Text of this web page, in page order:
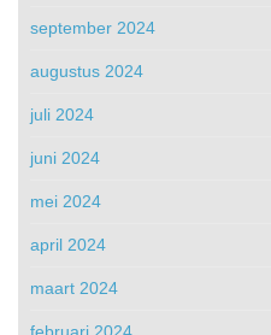
september 2024
augustus 2024
juli 2024
juni 2024
mei 2024
april 2024
maart 2024